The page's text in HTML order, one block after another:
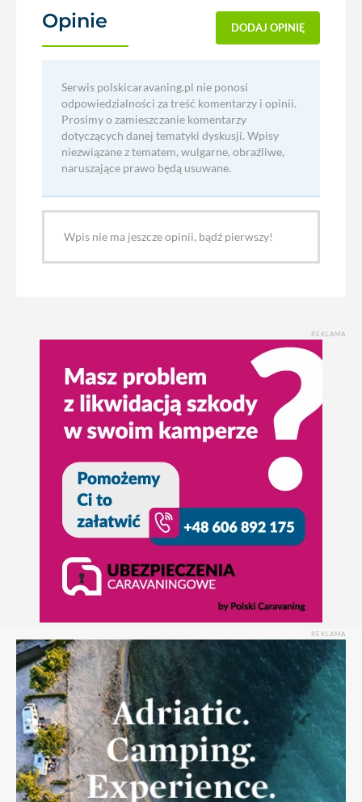
Opinie DODAJ OPINIĘ
Serwis polskicaravaning.pl nie ponosi
odpowiedzialności za treść komentarzy i opinii.
Prosimy o zamieszczanie komentarzy
dotyczących danej tematyki dyskusji. Wpisy
niezwiązane z tematem, wulgarne, obraźliwe,
naruszające prawo będą usuwane.
Wpis nie ma jeszcze opinii, bądź pierwszy!
REKLAMA
REKLAMA